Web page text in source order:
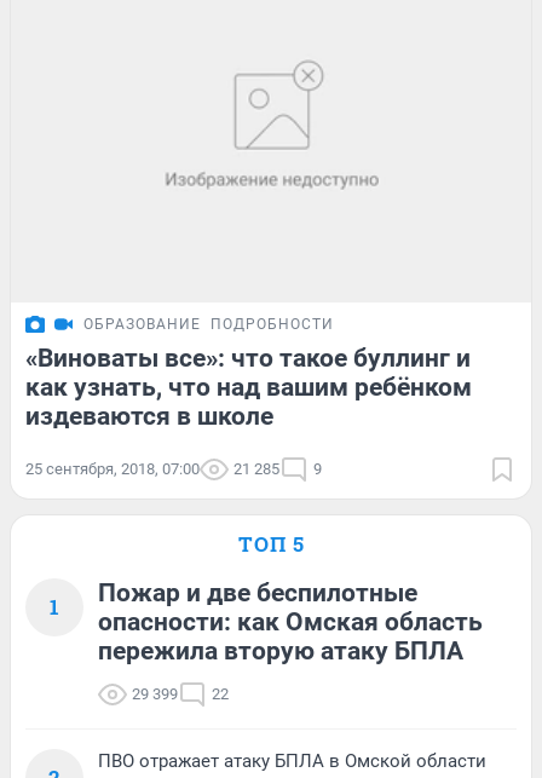
ОБРАЗОВАНИЕ ПОДРОБНОСТИ
«Виноваты все»: что такое буллинг и
как узнать, что над вашим ребёнком
издеваются в школе
25 сентября, 2018, 07:00 21 285 9
ТОП 5
1
Пожар и две беспилотные
опасности: как Омская область
пережила вторую атаку БПЛА
29 399 22
ПВО отражает атаку БПЛА в Омской области